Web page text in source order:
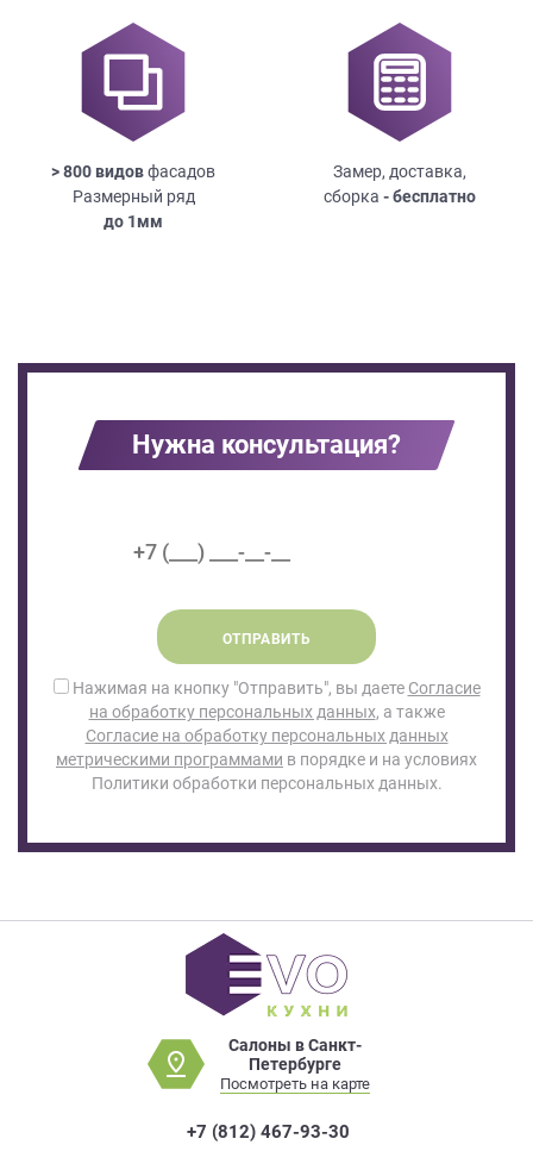
> 800 видовфасадов
Размерный ряд
до 1мм
Замер, доставка,
сборка - бесплатно
Нужна консультация?
ОТПРАВИТЬ
Нажимая на кнопку "Отправить", вы даете Согласие
на обработку персональных данных, а также
Согласие на обработку персональных данных
метрическими программами в порядке и на условиях
Политики обработки персональных данных.
Салоны в Санкт-
Петербурге
Посмотреть на карте
+7 (812) 467-93-30